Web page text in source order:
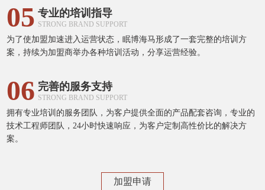
05 专业的培训指导
STRONG BRAND SUPPORT
为了使加盟加速进入运营状态，眠博海马形成了一套完整的培训方
案，持续为加盟商举办各种培训活动，分享运营经验。
06 完善的服务支持
STRONG BRAND SUPPORT
拥有专业培训的服务团队，为客户提供全面的产品配套咨询，专业的
技术工程师团队，24小时快速响应，为客户定制高性价比的解决方
案。
加盟申请